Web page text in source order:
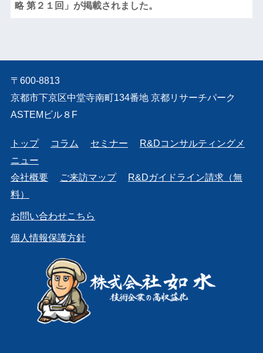
略 第２１回」が掲載されました。
〒600-8813
京都市下京区中堂寺南町134番地 京都リサーチパーク
ASTEMビル８F
トップ コラム セミナー
R&Dコンサルティングメ
ニュー
会社概要
ご来訪マップ
R&Dガイドライン請求（無
料）
お問い合わせこちら
個人情報保護方針